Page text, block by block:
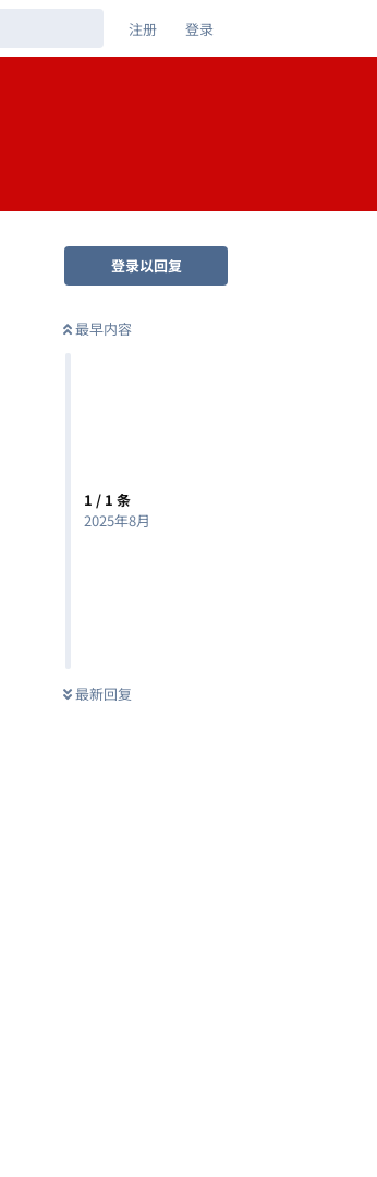
注册 登录
登录以回复
最早内容
1 / 1 条
2025年8月
最新回复